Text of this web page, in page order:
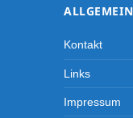
Kontakt
Links
Impressum